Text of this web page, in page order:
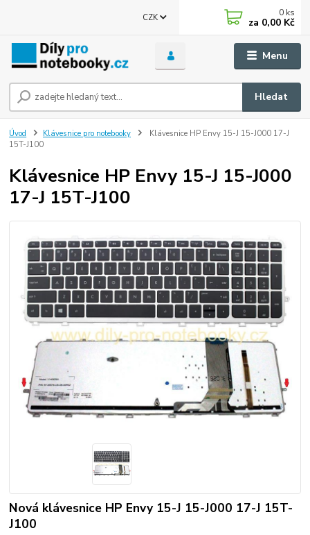
Menu
CZK
Hledat
0 ks
za 0,00 Kč
Úvod Klávesnice pro notebooky
Klávesnice HP Envy 15-J 15-J000 17-J
15T-J100
Klávesnice HP Envy 15-J 15-J000
17-J 15T-J100
Nová klávesnice HP Envy 15-J 15-J000 17-J 15T-
J100